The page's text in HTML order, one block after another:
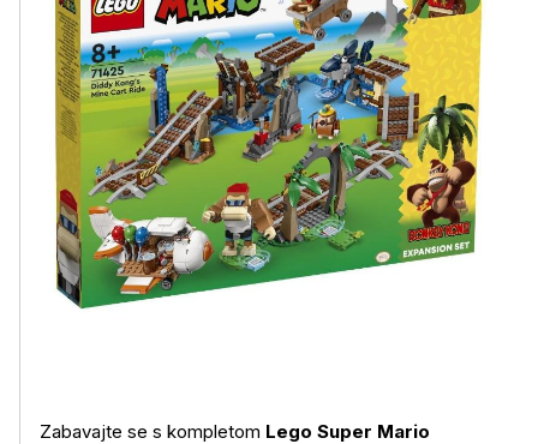
Zabavajte se s kompletom Lego Super Mario